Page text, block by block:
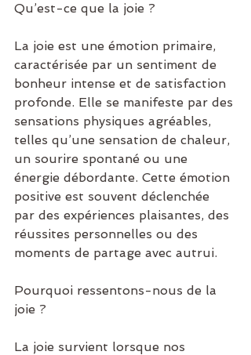
Qu’est-ce que la joie ?
La joie est une émotion primaire,
caractérisée par un sentiment de
bonheur intense et de satisfaction
profonde. Elle se manifeste par des
sensations physiques agréables,
telles qu’une sensation de chaleur,
un sourire spontané ou une
énergie débordante. Cette émotion
positive est souvent déclenchée
par des expériences plaisantes, des
réussites personnelles ou des
moments de partage avec autrui.
Pourquoi ressentons-nous de la
joie ?
La joie survient lorsque nos